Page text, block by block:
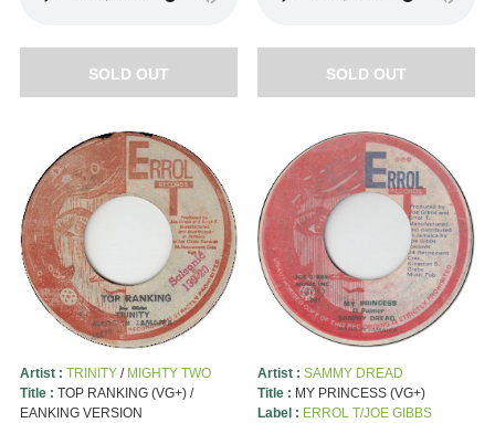
SOLD OUT SOLD OUT
Artist : TRINITY/ MIGHTY TWO
Title : TOP RANKING (VG+) /
EANKING VERSION
Artist : SAMMY DREAD
Title : MY PRINCESS (VG+)
Label : ERROL T/JOE GIBBS